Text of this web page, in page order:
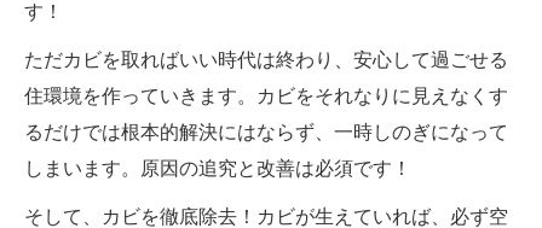
す！
ただカビを取ればいい時代は終わり、安心して過ごせる
住環境を作っていきます。カビをそれなりに見えなくす
るだけでは根本的解決にはならず、一時しのぎになって
しまいます。原因の追究と改善は必須です！
そして、カビを徹底除去！カビが生えていれば、必ず空